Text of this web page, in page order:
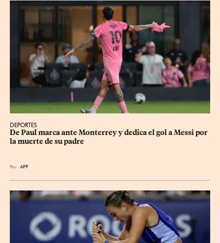
DEPORTES
De Paul marca ante Monterrey y dedica el gol a Messi por
la muerte de su padre
Por AFP